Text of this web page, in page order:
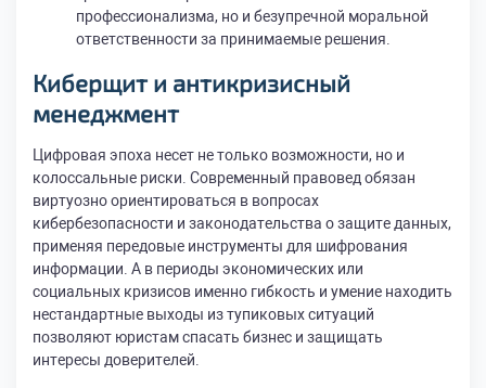
профессионализма, но и безупречной моральной
ответственности за принимаемые решения.
Киберщит и антикризисный
менеджмент
Цифровая эпоха несет не только возможности, но и
колоссальные риски. Современный правовед обязан
виртуозно ориентироваться в вопросах
кибербезопасности и законодательства о защите данных,
применяя передовые инструменты для шифрования
информации. А в периоды экономических или
социальных кризисов именно гибкость и умение находить
нестандартные выходы из тупиковых ситуаций
позволяют юристам спасать бизнес и защищать
интересы доверителей.